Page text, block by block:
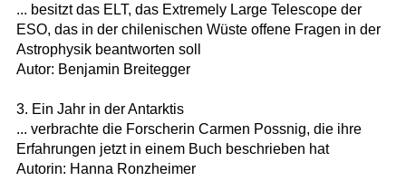
... besitzt das ELT, das Extremely Large Telescope der
ESO, das in der chilenischen Wüste offene Fragen in der
Astrophysik beantworten soll
Autor: Benjamin Breitegger
3. Ein Jahr in der Antarktis
... verbrachte die Forscherin Carmen Possnig, die ihre
Erfahrungen jetzt in einem Buch beschrieben hat
Autorin: Hanna Ronzheimer